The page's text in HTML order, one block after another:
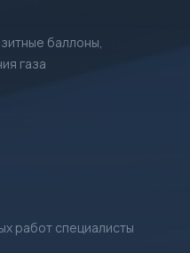
баллоны,
газа
работ специалисты